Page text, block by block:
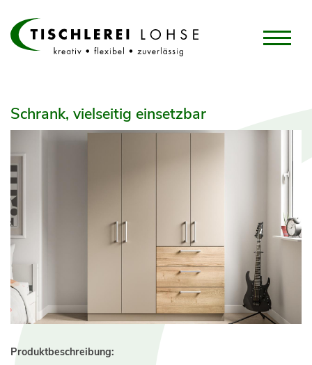
Schrank, vielseitig einsetzbar
Produktbeschreibung: